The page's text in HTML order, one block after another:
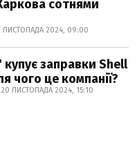
сотнями
ЛИСТОПАДА 2024, 09:00
заправки Shell
чого це компанії?
ЛИСТОПАДА 2024, 15:10